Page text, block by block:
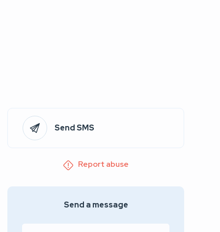
Send SMS
Report abuse
Send a message